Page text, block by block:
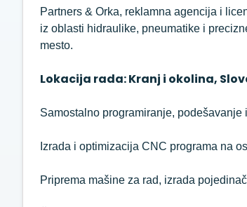
Partners & Orka, reklamna agencija i
iz oblasti hidraulike, pneumatike i
mesto.
Lokacija rada: Kranj i okolina,
Samostalno programiranje,
Izrada i optimizacija CNC programa na
Priprema mašine za rad, izrada